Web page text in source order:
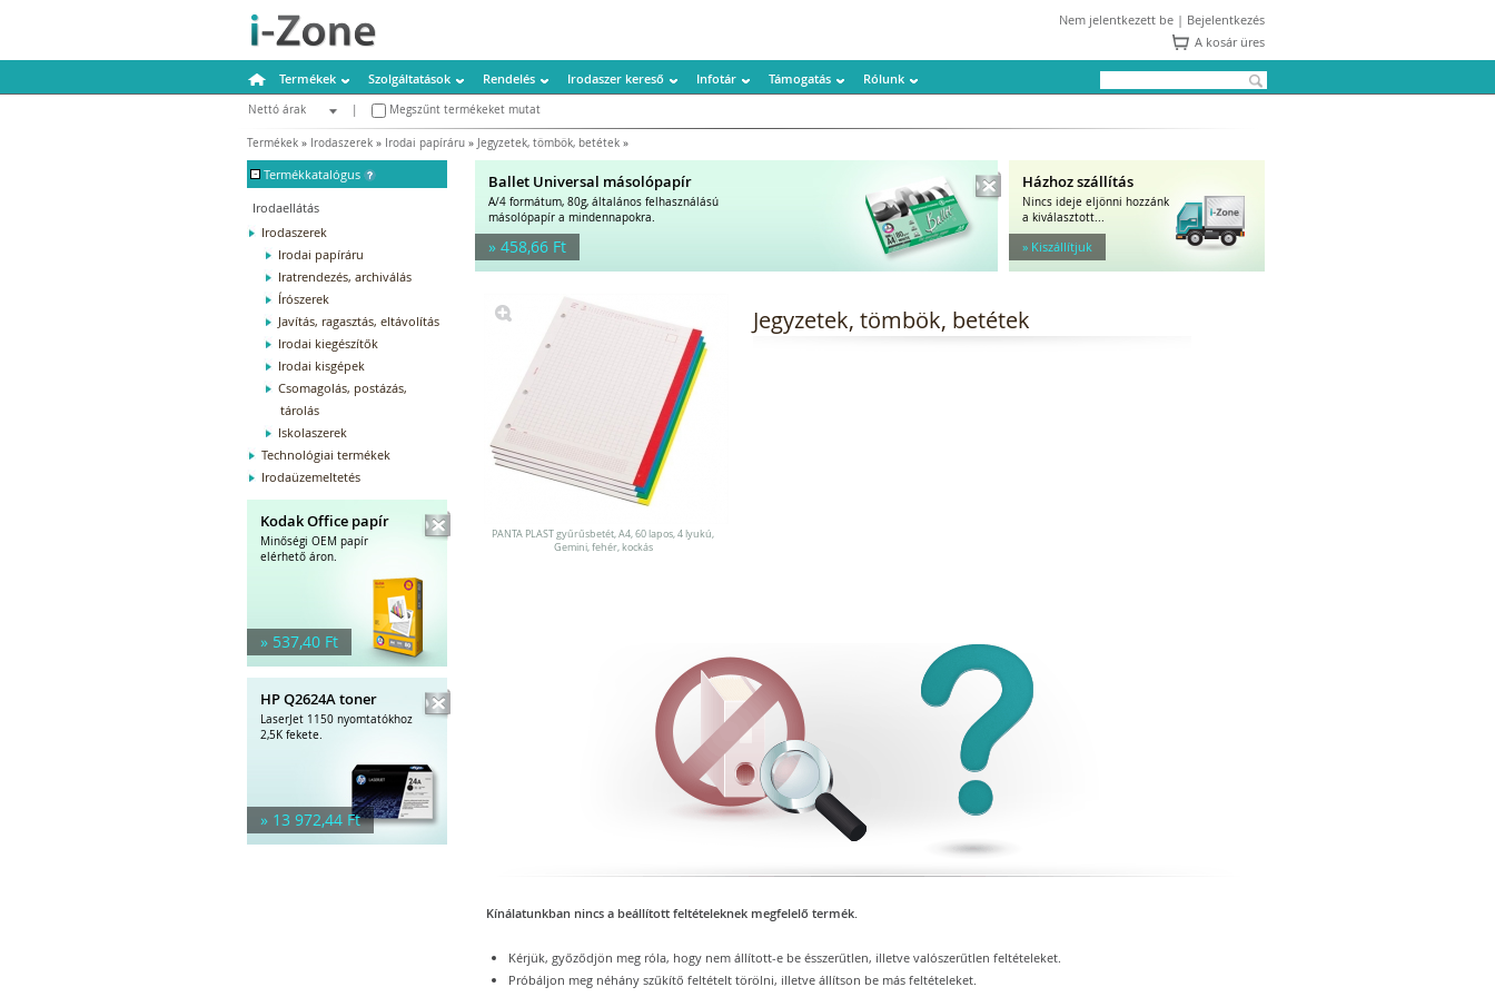
Nem jelentkezett be | Bejelentkezés
A kosár üres
Termékek Szolgáltatások Rendelés Irodaszer kereső Infotár Támogatás Rólunk
Nettó árak
Megszűnt termékeket mutat
Termékek » Irodaszerek » Irodai papíráru » Jegyzetek, tömbök, betétek »
- Termékkatalógus
Irodaellátás
Irodaszerek
Irodai papíráru
Iratrendezés, archiválás
Írószerek
Javítás, ragasztás, eltávolítás
Irodai kiegészítők
Irodai kisgépek
Csomagolás, postázás,
tárolás
Iskolaszerek
Technológiai termékek
Irodaüzemeltetés
Kodak Office papír
Minőségi OEM papír
elérhető áron.
» 537,40 Ft
HP Q2624A toner
LaserJet 1150 nyomtatókhoz
2,5K fekete.
» 13 972,44 Ft
Ballet Universal másolópapír
A/4 formátum, 80g, általános felhasználású
másolópapír a mindennapokra.
» 458,66 Ft
Házhoz szállítás
Nincs ideje eljönni hozzánk
a kiválasztott...
» Kiszállítjuk
PANTA PLAST gyűrűsbetét, A4, 60 lapos, 4 lyukú,
Gemini, fehér, kockás
Jegyzetek, tömbök, betétek
Kínálatunkban nincs a beállított feltételeknek megfelelő termék.
Kérjük, győződjön meg róla, hogy nem állított-e be ésszerűtlen, illetve valószerűtlen feltételeket.
Próbáljon meg néhány szűkítő feltételt törölni, illetve állítson be más feltételeket.